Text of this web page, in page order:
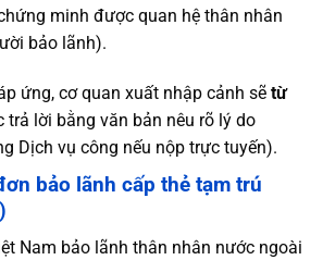
minh được quan hệ thân nhân
bảo lãnh).
ứng, cơ quan xuất nhập cảnh sẽ từ
trả lời bằng văn bản nêu rõ lý do
Dịch vụ công nếu nộp trực tuyến).
bảo lãnh cấp thẻ tạm trú
Nam bảo lãnh thân nhân nước ngoài